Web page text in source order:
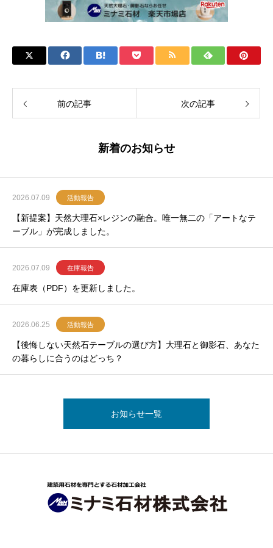
前の記事 次の記事
新着のお知らせ
2026.07.09 活動報告
【新提案】天然大理石×レジンの融合。唯一無二の「アートなテ
ーブル」が完成しました。
2026.07.09 在庫報告
在庫表（PDF）を更新しました。
2026.06.25 活動報告
【後悔しない天然石テーブルの選び方】大理石と御影石、あなた
の暮らしに合うのはどっち？
お知らせ一覧